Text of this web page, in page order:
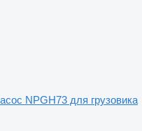
NPGH73 для грузовика